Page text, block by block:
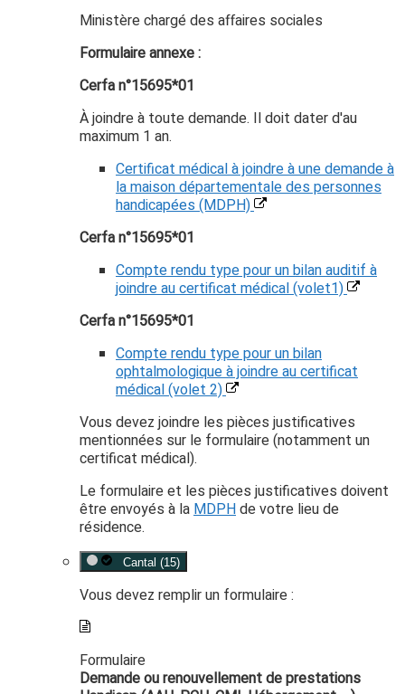
Ministère chargé des affaires sociales
Formulaire annexe :
Cerfa n°15695*01
À joindre à toute demande. Il doit dater d'au
maximum 1 an.
Certificat médical à joindre à une demande à
la maison départementale des personnes
handicapées (MDPH)
Cerfa n°15695*01
Compte rendu type pour un bilan auditif à
joindre au certificat médical (volet1)
Cerfa n°15695*01
Compte rendu type pour un bilan
ophtalmologique à joindre au certificat
médical (volet 2)
Vous devez joindre les pièces justificatives
mentionnées sur le formulaire (notamment un
certificat médical).
Le formulaire et les pièces justificatives doivent
être envoyés à la MDPHde votre lieu de
résidence.
Cantal (15)
Vous devez remplir un formulaire :
Formulaire
Demande ou renouvellement de prestations